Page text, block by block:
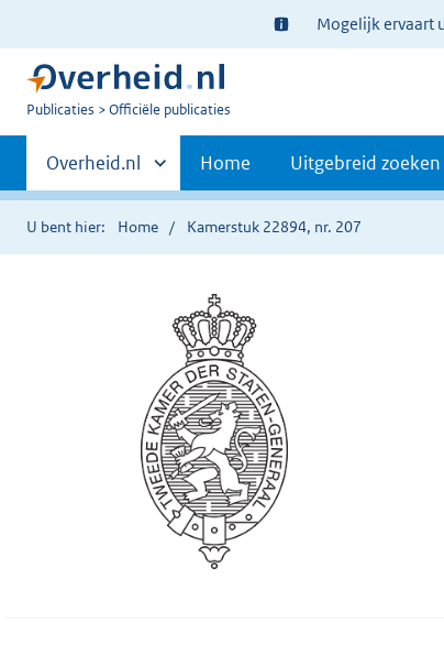
Ter
informatie:
Mogelijk ervaart
U
Publicaties Officiële publicaties
Primaire
navigatie
Andere
sites
binnen
Overheid.nl Home Uitgebreid zoeken
U bent hier: Home Kamerstuk 22894, nr. 207